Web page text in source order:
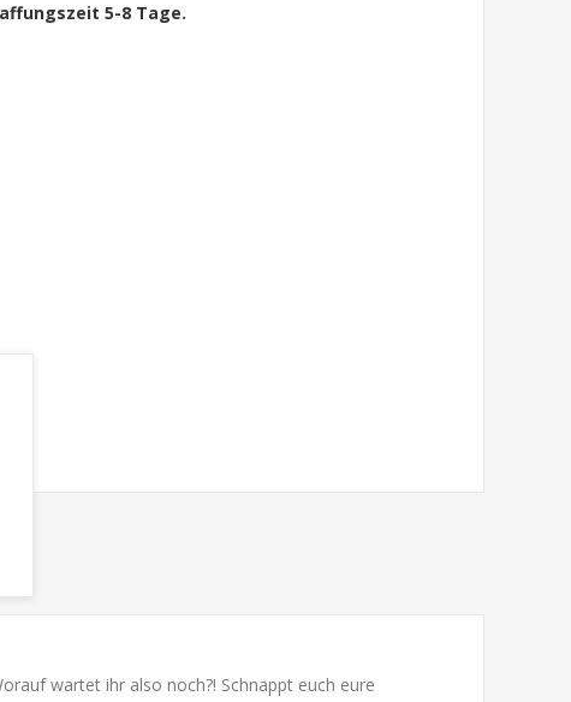
5-8 Tage.
wartet ihr also noch?! Schnappt euch eure